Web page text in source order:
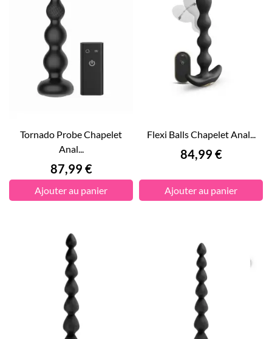
Tornado Probe Chapelet
Anal...
Prix
87,99 €
Ajouter au panier
Flexi Balls Chapelet Anal...
Prix
84,99 €
Ajouter au panier